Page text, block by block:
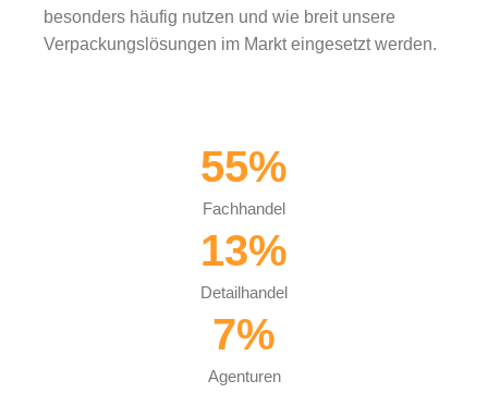
besonders häufig nutzen und wie breit unsere
Verpackungslösungen im Markt eingesetzt werden.
Fachhandel
55%
Detailhandel
13%
Agenturen
7%